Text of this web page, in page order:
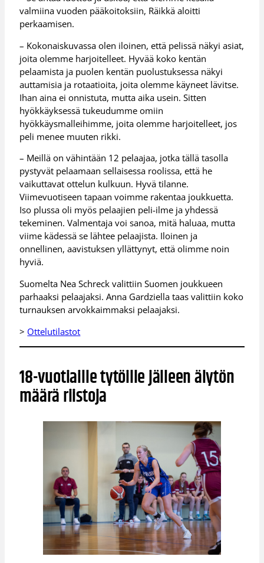
valmiina vuoden pääkoitoksiin, Räikkä aloitti
perkaamisen.
– Kokonaiskuvassa olen iloinen, että pelissä näkyi asiat,
joita olemme harjoitelleet. Hyvää koko kentän
pelaamista ja puolen kentän puolustuksessa näkyi
auttamisia ja rotaatioita, joita olemme käyneet lävitse.
Ihan aina ei onnistuta, mutta aika usein. Sitten
hyökkäyksessä tukeudumme omiin
hyökkäysmalleihimme, joita olemme harjoitelleet, jos
peli menee muuten rikki.
– Meillä on vähintään 12 pelaajaa, jotka tällä tasolla
pystyvät pelaamaan sellaisessa roolissa, että he
vaikuttavat ottelun kulkuun. Hyvä tilanne.
Viimevuotiseen tapaan voimme rakentaa joukkuetta.
Iso plussa oli myös pelaajien peli-ilme ja yhdessä
tekeminen. Valmentaja voi sanoa, mitä haluaa, mutta
viime kädessä se lähtee pelaajista. Iloinen ja
onnellinen, aavistuksen yllättynyt, että olimme noin
hyviä.
Suomelta Nea Schreck valittiin Suomen joukkueen
parhaaksi pelaajaksi. Anna Gardziella taas valittiin koko
turnauksen arvokkaimmaksi pelaajaksi.
> Ottelutilastot
18-vuotiaille tytöille jälleen älytön
määrä riistoja